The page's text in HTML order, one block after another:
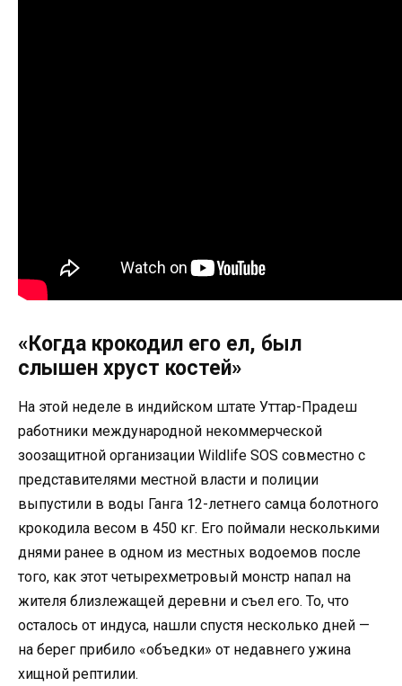
«Когда крокодил его ел, был
слышен хруст костей»
На этой неделе в индийском штате Уттар-Прадеш
работники международной некоммерческой
зоозащитной организации Wildlife SOS совместно с
представителями местной власти и полиции
выпустили в воды Ганга 12-летнего самца болотного
крокодила весом в 450 кг. Его поймали несколькими
днями ранее в одном из местных водоемов после
того, как этот четырехметровый монстр напал на
жителя близлежащей деревни и съел его. То, что
осталось от индуса, нашли спустя несколько дней —
на берег прибило «объедки» от недавнего ужина
хищной рептилии.